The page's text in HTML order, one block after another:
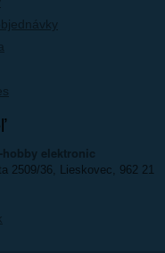
elektronic
2509/36, Lieskovec, 962 21